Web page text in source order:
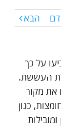
הבא
על כך
העששת.
את מקור
כגון
חומצה לקטית, המורידות את רמת ה-pH ומובילות